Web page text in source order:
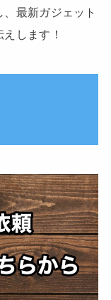
最新ガジェット
します！